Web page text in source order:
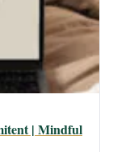
| Mindful